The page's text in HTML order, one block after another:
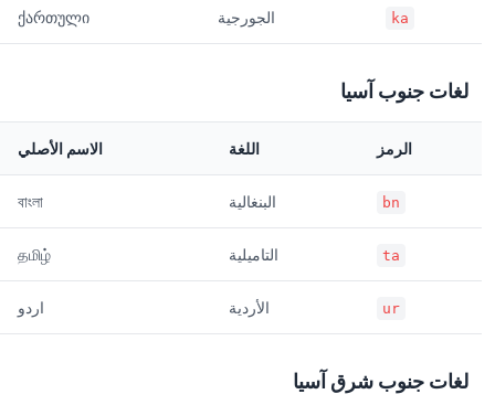
ka الجورجية ქართული
لغات جنوب آسيا
الرمز اللغة الاسم الأصلي
bn البنغالية বাংলা
ta التاميلية தமிழ்
ur الأردية اردو
لغات جنوب شرق آسيا